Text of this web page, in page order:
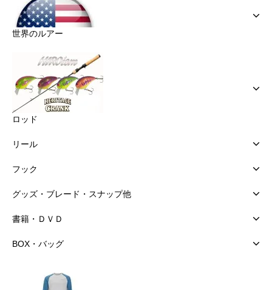
世界のルアー
ロッド
リール
フック
グッズ・ブレード・スナップ他
書籍・ＤＶＤ
BOX・バッグ